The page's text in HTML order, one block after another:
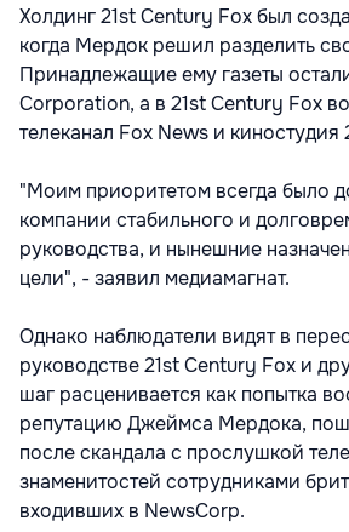
Холдинг 21st Century Fox был
когда Мердок решил разделить
Принадлежащие ему газеты
Corporation, а в 21st Century Fox
телеканал Fox News и
"Моим приоритетом всегда было
компании стабильного и
руководства, и нынешние
цели", - заявил медиамагнат.
Однако наблюдатели видят в
руководстве 21st Century Fox и
шаг расценивается как попытка
репутацию Джеймса Мердока,
после скандала с прослушкой
знаменитостей сотрудниками
входивших в NewsCorp.